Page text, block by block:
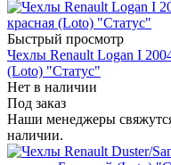
Быстрый просмотр
Чехлы Renault Logan I
(Loto) "Статус"
Нет в наличии
Под заказ
Наши менеджеры
наличии.